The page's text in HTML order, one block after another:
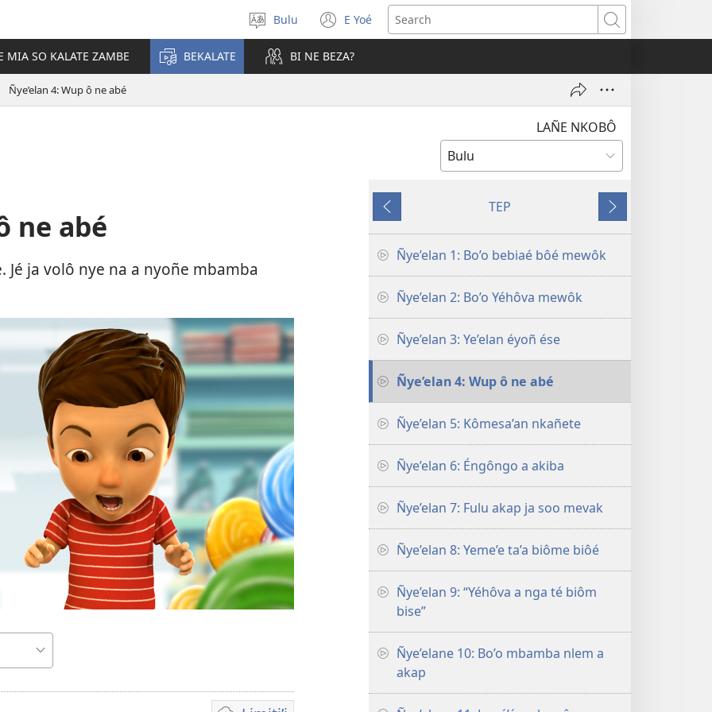
Tobôk
nkobô
Bulu E Yoé
(opens
new
window)
Search
MIA SO KALATE ZAMBE BEKALATE BI NE BEZA?
Ñye’elan 4: Wup ô ne abé
LAÑE NKOBÔ
ne abé
Jé ja volô nye na a nyoñe mbamba
Mvus
TEP
Ôsu
Ñye’elan 1: Bo’o bebiaé bôé mewôk
Ñye’elan 2: Bo’o Yéhôva mewôk
Ñye’elan 3: Ye’elan éyoñ ése
Ñye’elan 4: Wup ô ne abé
Ñye’elan 5: Kômesa’an nkañete
Ñye’elan 6: Éngôngo a akiba
Ñye’elan 7: Fulu akap ja soo mevak
Ñye’elan 8: Yeme’e ta’a biôme biôé
Ñye’elan 9: “Yéhôva a nga té biôm
bise”
Ñye’elane 10: Bo’o mbamba nlem a
akap